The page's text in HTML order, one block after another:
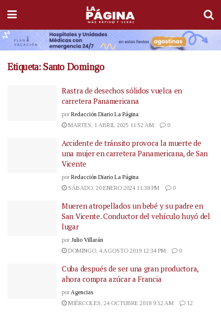
Etiqueta: Santo Domingo
Rastra de desechos sólidos vuelca en
carretera Panamericana
por Redacción Diario La Página
MARTES, 1 ABRIL 2025 11:52 AM
0
Accidente de tránsito provoca la muerte de
una mujer en carretera Panamericana, de San
Vicente
por Redacción Diario La Página
SÁBADO, 20 ENERO 2024 11:38 PM
0
Mueren atropellados un bebé y su padre en
San Vicente. Conductor del vehículo huyó del
lugar
por Julio Villarán
DOMINGO, 4 AGOSTO 2019 12:34 PM
0
Cuba después de ser una gran productora,
ahora compra azúcar a Francia
por Agencias
MIÉRCOLES, 24 OCTUBRE 2018 9:12 AM
12